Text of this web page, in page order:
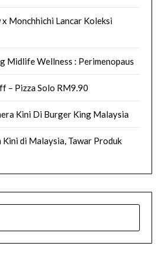
Monchhichi Lancar Koleksi
Midlife Wellness : Perimenopaus
– Pizza Solo RM9.90
Kini Di Burger King Malaysia
Kini di Malaysia, Tawar Produk